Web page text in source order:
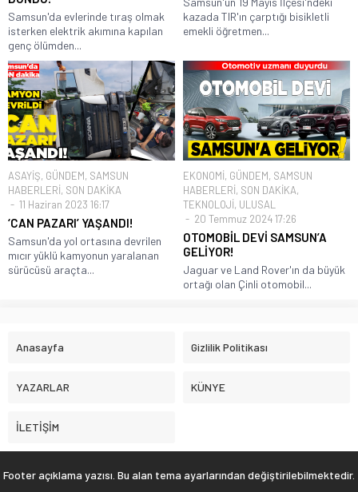
Samsun'da evlerinde tıraş olmak
isterken elektrik akımına kapılan
genç ölümden...
kazada TIR'ın çarptığı bisikletli
emekli öğretmen...
ASAYİŞ, GÜNDEM, SAMSUN
HABERLERİ, SON DAKİKA
11 Haziran 2023 16:17
‘CAN PAZARI’ YAŞANDI!
Samsun'da yol ortasına devrilen
mıcır yüklü kamyonun yaralanan
sürücüsü araçta...
EKONOMİ, GÜNDEM, SAMSUN
HABERLERİ, SON DAKİKA,
TEKNOLOJİ, ULUSAL
20 Temmuz 2024 17:26
OTOMOBİL DEVİ SAMSUN’A
GELİYOR!
Jaguar ve Land Rover'ın da büyük
ortağı olan Çinli otomobil...
Anasayfa Gizlilik Politikası
YAZARLAR KÜNYE
İLETİŞİM
Footer açıklama yazısı. Bu alan tema ayarlarından değiştirilebilmektedir.